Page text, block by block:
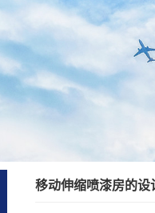
联系我们
升
移动伸缩喷漆房的设